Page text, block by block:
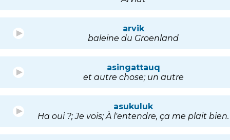
arvik
baleine du Groenland
asingattauq
et autre chose; un autre
asukuluk
Ha oui ?; Je vois; À l'entendre, ça me plait bien.